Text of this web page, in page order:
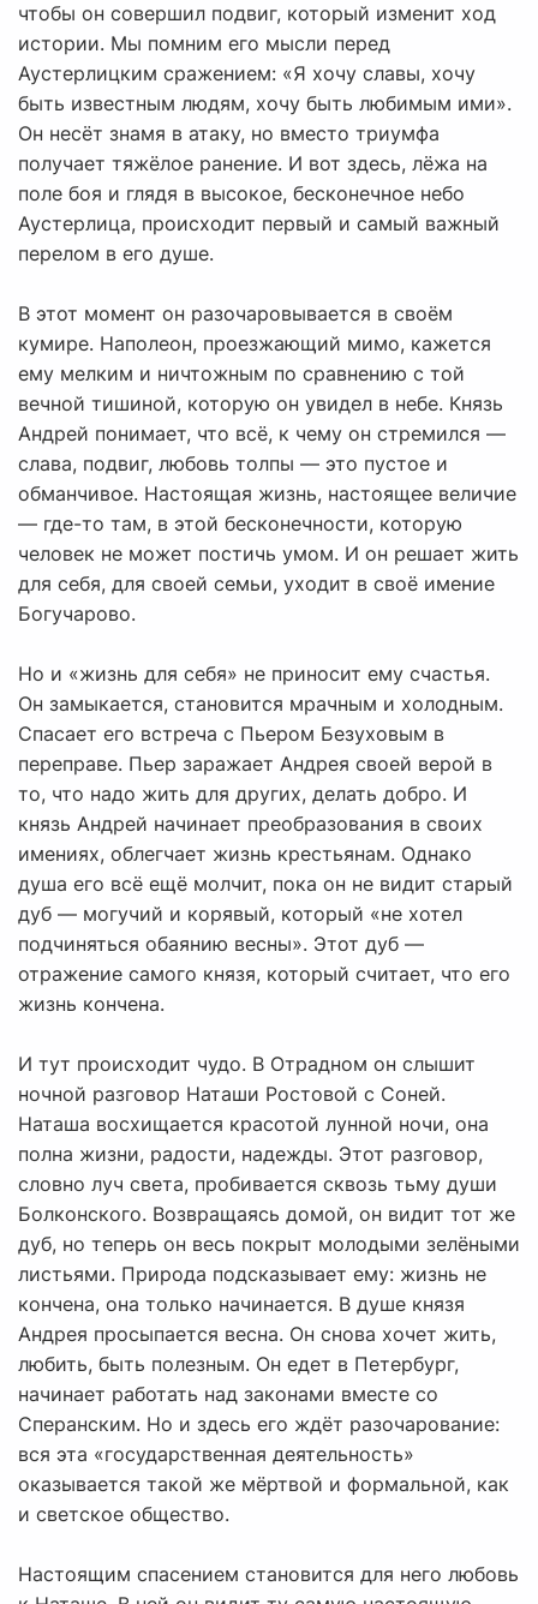
чтобы он совершил подвиг, который изменит ход
истории. Мы помним его мысли перед
Аустерлицким сражением: «Я хочу славы, хочу
быть известным людям, хочу быть любимым ими».
Он несёт знамя в атаку, но вместо триумфа
получает тяжёлое ранение. И вот здесь, лёжа на
поле боя и глядя в высокое, бесконечное небо
Аустерлица, происходит первый и самый важный
перелом в его душе.
В этот момент он разочаровывается в своём
кумире. Наполеон, проезжающий мимо, кажется
ему мелким и ничтожным по сравнению с той
вечной тишиной, которую он увидел в небе. Князь
Андрей понимает, что всё, к чему он стремился —
слава, подвиг, любовь толпы — это пустое и
обманчивое. Настоящая жизнь, настоящее величие
— где-то там, в этой бесконечности, которую
человек не может постичь умом. И он решает жить
для себя, для своей семьи, уходит в своё имение
Богучарово.
Но и «жизнь для себя» не приносит ему счастья.
Он замыкается, становится мрачным и холодным.
Спасает его встреча с Пьером Безуховым в
переправе. Пьер заражает Андрея своей верой в
то, что надо жить для других, делать добро. И
князь Андрей начинает преобразования в своих
имениях, облегчает жизнь крестьянам. Однако
душа его всё ещё молчит, пока он не видит старый
дуб — могучий и корявый, который «не хотел
подчиняться обаянию весны». Этот дуб —
отражение самого князя, который считает, что его
жизнь кончена.
И тут происходит чудо. В Отрадном он слышит
ночной разговор Наташи Ростовой с Соней.
Наташа восхищается красотой лунной ночи, она
полна жизни, радости, надежды. Этот разговор,
словно луч света, пробивается сквозь тьму души
Болконского. Возвращаясь домой, он видит тот же
дуб, но теперь он весь покрыт молодыми зелёными
листьями. Природа подсказывает ему: жизнь не
кончена, она только начинается. В душе князя
Андрея просыпается весна. Он снова хочет жить,
любить, быть полезным. Он едет в Петербург,
начинает работать над законами вместе со
Сперанским. Но и здесь его ждёт разочарование:
вся эта «государственная деятельность»
оказывается такой же мёртвой и формальной, как
и светское общество.
Настоящим спасением становится для него любовь